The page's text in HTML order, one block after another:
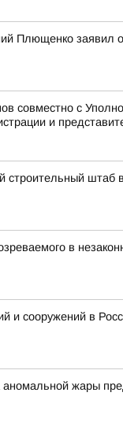
Плющенко заявил
совместно с
и
штаб
в
и сооружений в
аномальной жары